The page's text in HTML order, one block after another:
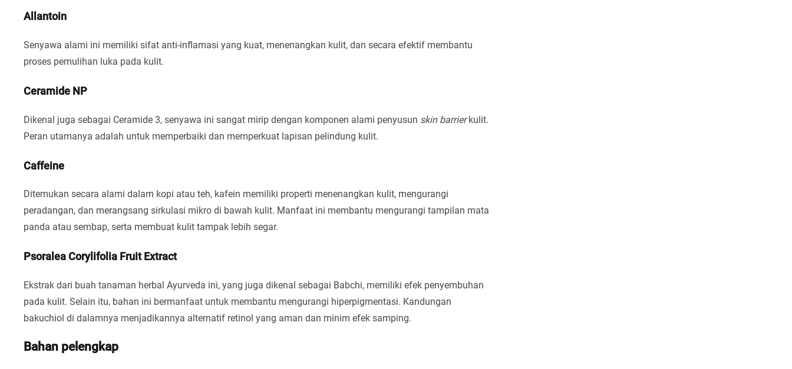
Allantoin
Senyawa alami ini memiliki sifat anti-inflamasi yang kuat, menenangkan kulit, dan secara efektif membantu
proses pemulihan luka pada kulit.
Ceramide NP
Dikenal juga sebagai Ceramide 3, senyawa ini sangat mirip dengan komponen alami penyusun skin barrierkulit.
Peran utamanya adalah untuk memperbaiki dan memperkuat lapisan pelindung kulit.
Caffeine
Ditemukan secara alami dalam kopi atau teh, kafein memiliki properti menenangkan kulit, mengurangi
peradangan, dan merangsang sirkulasi mikro di bawah kulit. Manfaat ini membantu mengurangi tampilan mata
panda atau sembap, serta membuat kulit tampak lebih segar.
Psoralea Corylifolia Fruit Extract
Ekstrak dari buah tanaman herbal Ayurveda ini, yang juga dikenal sebagai Babchi, memiliki efek penyembuhan
pada kulit. Selain itu, bahan ini bermanfaat untuk membantu mengurangi hiperpigmentasi. Kandungan
bakuchiol di dalamnya menjadikannya alternatif retinol yang aman dan minim efek samping.
Bahan pelengkap